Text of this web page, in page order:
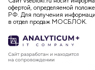
офертой, определяемой
РФ. Для получения
в отдел продаж МОСБЛОК.